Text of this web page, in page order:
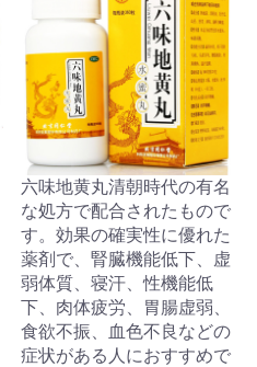
六味地黄丸清朝時代の有名
な処方で配合されたもので
す。効果の確実性に優れた
薬剤で、腎臓機能低下、虚
弱体質、寝汗、性機能低
下、肉体疲労、胃腸虚弱、
食欲不振、血色不良などの
症状がある人におすすめで